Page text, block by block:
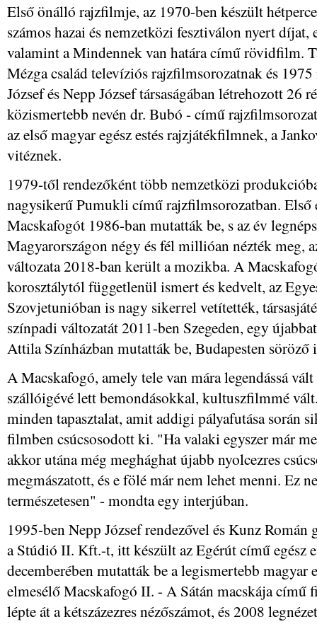
Első önálló rajzfilmje, az 1970-ben készült
számos hazai és nemzetközi fesztiválon nyert
valamint a Mindennek van határa című rövidfilm.
Mézga család televíziós rajzfilmsorozatnak és
József és Nepp József társaságában létrehozott 26
közismertebb nevén dr. Bubó - című
az első magyar egész estés rajzjátékfilmnek, a
vitéznek.
1979-től rendezőként több nemzetközi
nagysikerű Pumukli című rajzfilmsorozatban. Első
Macskafogót 1986-ban mutatták be, s az év
Magyarországon négy és fél millióan nézték meg,
változata 2018-ban került a mozikba. A
korosztálytól függetlenül ismert és kedvelt, az
Szovjetunióban is nagy sikerrel vetítették,
színpadi változatát 2011-ben Szegeden, egy
Attila Színházban mutatták be, Budapesten söröző
A Macskafogó, amely tele van mára legendássá
szállóigévé lett bemondásokkal, kultuszfilmmé
minden tapasztalat, amit addigi pályafutása során
filmben csúcsosodott ki. "Ha valaki egyszer már
akkor utána még meghághat újabb nyolcezres
megmászatott, és e fölé már nem lehet menni. Ez
természetesen" - mondta egy interjúban.
1995-ben Nepp József rendezővel és Kunz
a Stúdió II. Kft.-t, itt készült az Egérút című egész
decemberében mutatták be a legismertebb
elmesélő Macskafogó II. - A Sátán macskája című
lépte át a kétszázezres nézőszámot, és 2008